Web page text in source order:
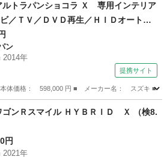
ルトラパンショコラ Ｘ 専用インテリア
／ＴＶ／ＤＶＤ再生／ＨＩＤオートラ
Ｃ／プッシュスタート／スマートキー
ングストップ／純正１４ＡＷ／禁煙車
ン
2014年
提携サイト
体価格： 598,000 円 ■ メーカー名： スズキ ■ 車
ン
ゴンＲスマイル ＨＹＢＲＩＤ Ｘ （検8.
円
2021年